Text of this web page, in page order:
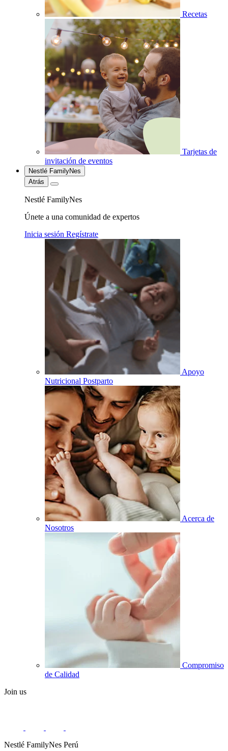
Recetas
Tarjetas de
invitación de eventos
Nestlé FamilyNes
Atrás
Nestlé FamilyNes
Únete a una comunidad de expertos
Inicia sesión Regístrate
Apoyo
Nutricional Postparto
Acerca de
Nosotros
Compromiso
de Calidad
Join us
Nestlé FamilyNes Perú